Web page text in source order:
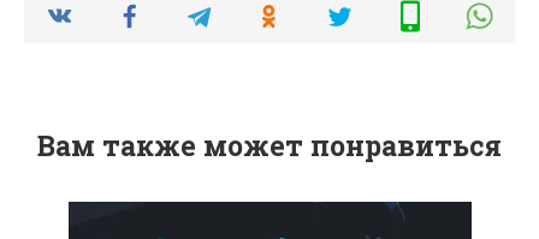
Вам также может понравиться